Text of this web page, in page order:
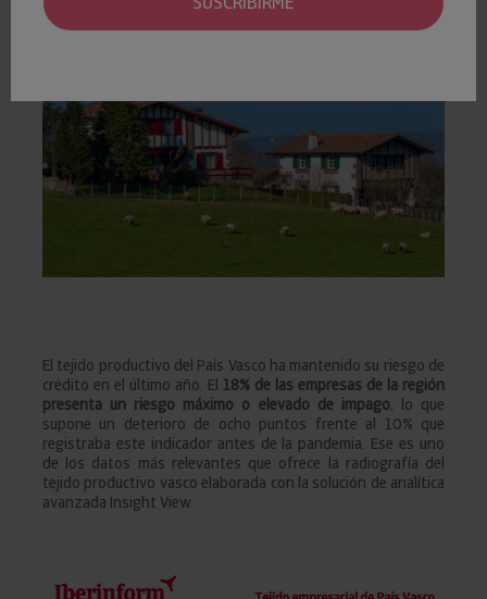
El tejido productivo del País Vasco ha mantenido su riesgo de
crédito en el último año. El 18% de las empresas de la región
presenta un riesgo máximo o elevado de impago, lo que
supone un deterioro de ocho puntos frente al 10% que
registraba este indicador antes de la pandemia. Ese es uno
de los datos más relevantes que ofrece la radiografía del
tejido productivo vasco elaborada con la solución de analítica
avanzada Insight View.